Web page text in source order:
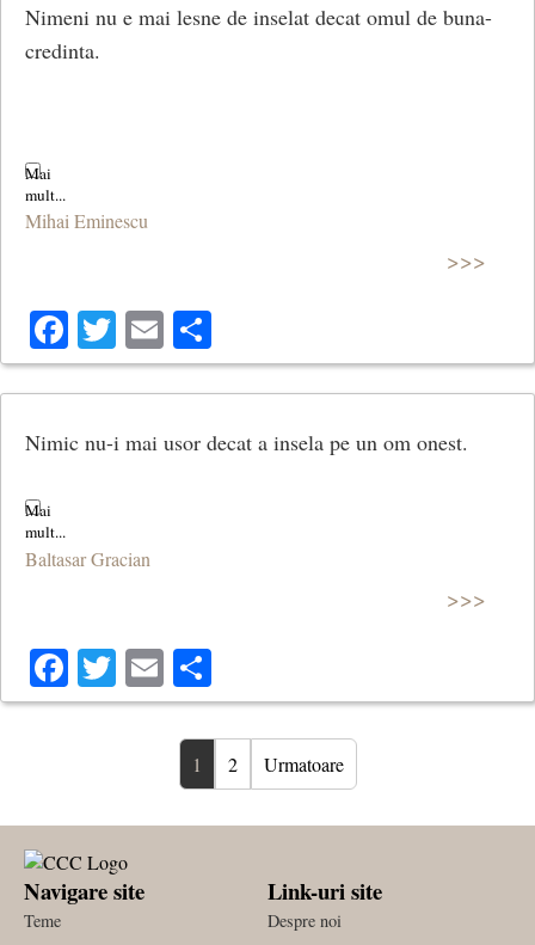
Nimeni nu e mai lesne de inselat decat omul de buna-
credinta.
Mihai Eminescu
>>>
Facebook
Twitter
Email
Nimic nu-i mai usor decat a insela pe un om onest.
Baltasar Gracian
>>>
Facebook
Twitter
Email
1 2 Urmatoare
Navigare site
Teme
Link-uri site
Despre noi